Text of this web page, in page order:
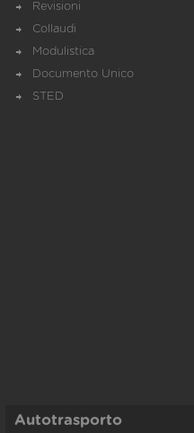
Revisioni
Collaudi
Modulistica
Documento Unico
STED
Autotrasporto